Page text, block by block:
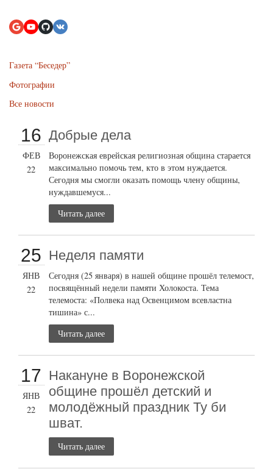
Газета “Беседер”
Фотографии
Все новости
16
ФЕВ
22
Добрые дела
Воронежская еврейская религиозная община старается
максимально помочь тем, кто в этом нуждается.
Сегодня мы смогли оказать помощь члену общины,
нуждавшемуся...
Читать далее
25
ЯНВ
22
Неделя памяти
Сегодня (25 января) в нашей общине прошёл телемост,
посвящённый недели памяти Холокоста. Тема
телемоста: «Полвека над Освенцимом всевластна
тишина» с...
Читать далее
17
ЯНВ
22
Накануне в Воронежской
общине прошёл детский и
молодёжный праздник Ту би
шват.
Читать далее